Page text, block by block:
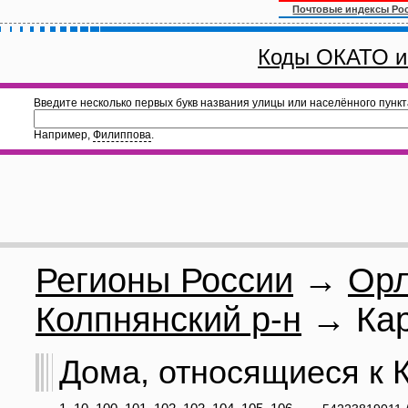
Почтовые индексы
Коды ОКАТО
Введите несколько первых букв названия улицы или населённого
Например, Филиппова.
Регионы России →
Колпнянский р-н →
Дома, относящиеся к